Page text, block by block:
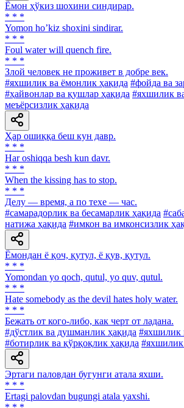
Ёмон ҳўкиз шохини синдирар.
* * *
Yomon hoʼkiz shoxini sindirar.
* * *
Foul water will quench fire.
* * *
Злой человек не проживет в добре век.
#яхшилик ва ёмонлик ҳақида #фойда ва
#ҳайвонлар ва қушлар ҳақида #яхшилик
меъёрсизлик ҳақида
Ҳар ошиққа беш кун давр.
* * *
Har oshiqqa besh kun davr.
* * *
When the kissing has to stop.
* * *
Делу — время, а по техе — час.
#самарадорлик ва бесамарлик ҳақида
натижа ҳақида #имкон ва имконсизлик
Ёмондан ё қоч, қутул, ё қув, қутул.
* * *
Yomondan yo qoch, qutul, yo quv, qutul.
* * *
Hate somebody as the devil hates holy water.
* * *
Бежать от кого-либо, как черт от ладана.
#дўстлик ва душманлик ҳақида #яхшилик
#ботирлик ва қўрқоқлик ҳақида
Эртаги паловдан бугунги атала яхши.
* * *
Ertagi palovdan bugungi atala yaxshi.